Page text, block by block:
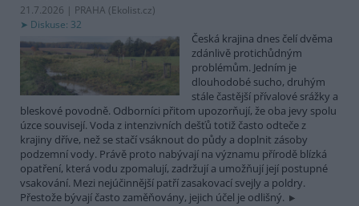
21.7.2026 | PRAHA (Ekolist.cz)
Diskuse: 32
Česká krajina dnes čelí dvěma
zdánlivě protichůdným
problémům. Jedním je
dlouhodobé sucho, druhým
stále častější přívalové srážky a
bleskové povodně. Odborníci přitom upozorňují, že oba jevy spolu
úzce souvisejí. Voda z intenzivních dešťů totiž často odteče z
krajiny dříve, než se stačí vsáknout do půdy a doplnit zásoby
podzemní vody. Právě proto nabývají na významu přírodě blízká
opatření, která vodu zpomalují, zadržují a umožňují její postupné
vsakování. Mezi nejúčinnější patří zasakovací svejly a poldry.
Přestože bývají často zaměňovány, jejich účel je odlišný.